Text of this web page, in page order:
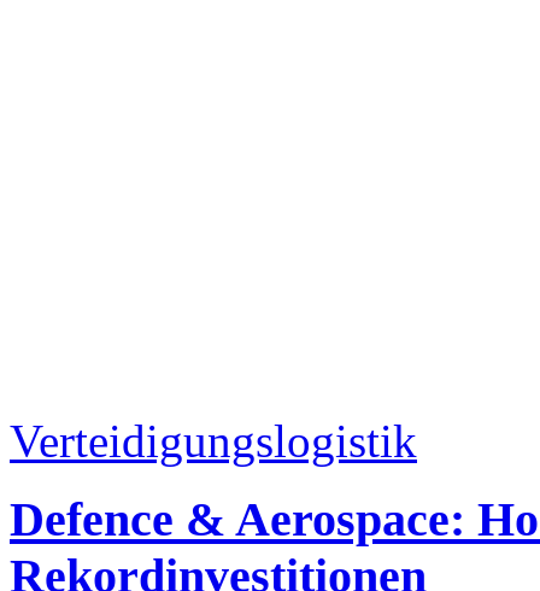
Verteidigungslogistik
Defence & Aerospace:
Rekordinvestitionen